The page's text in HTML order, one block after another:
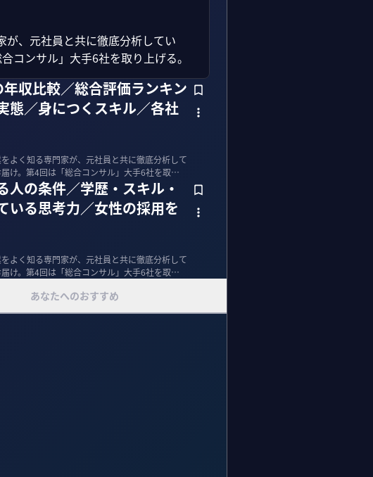
が、元社員と共に徹底分析してい
コンサル」大手6社を取り上げる。
収比較／総合評価ランキン
態／身につくスキル／各社
よく知る専門家が、元社員と共に徹底分析して
け。第4回は「総合コンサル」大手6社を取り
の条件／学歴・スキル・
いる思考力／女性の採用を
よく知る専門家が、元社員と共に徹底分析して
け。第4回は「総合コンサル」大手6社を取り
あなたへのおすすめ